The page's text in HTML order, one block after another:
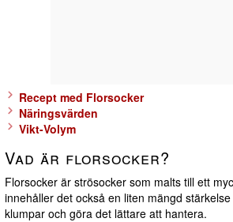
Recept med Florsocker
Näringsvärden
Vikt-Volym
Vad är florsocker?
Florsocker är strösocker som malts till ett
innehåller det också en liten mängd
klumpar och göra det lättare att hantera.